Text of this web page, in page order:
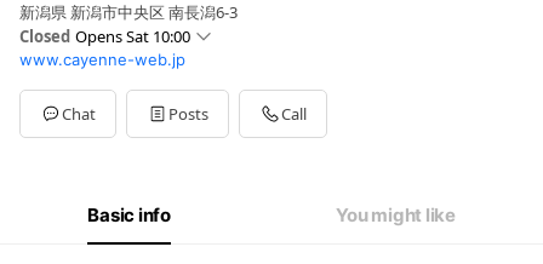
新潟県 新潟市中央区 南長潟6-3
Closed Opens Sat 10:00
Sun10:00 - 18:30
Mon10:00 - 18:30
TueClosed
Wed10:00 - 18:30
10:00 - 18:30
不定休となりますのでご来店前にご連絡ください♪
www.cayenne-web.jp
Chat Posts Call
Basic info You might like